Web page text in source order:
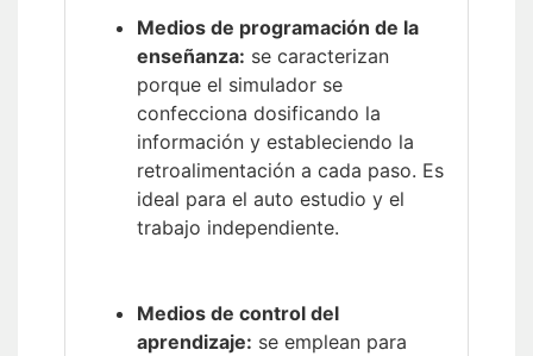
Medios de programación de la
enseñanza: se caracterizan
porque el simulador se
confecciona dosificando la
información y estableciendo la
retroalimentación a cada paso. Es
ideal para el auto estudio y el
trabajo independiente.
Medios de control del
aprendizaje: se emplean para